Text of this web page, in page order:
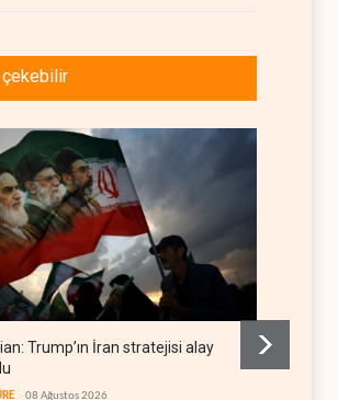
Trump’ın İran stratejisi alay
08 Ağustos 2026